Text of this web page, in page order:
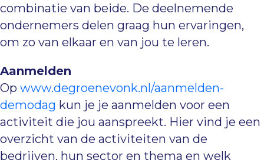
combinatie van beide. De deelnemende
ondernemers delen graag hun ervaringen,
om zo van elkaar en van jou te leren.
Aanmelden
Op www.degroenevonk.nl/aanmelden-
demodag kun je je aanmelden voor een
activiteit die jou aanspreekt. Hier vind je een
overzicht van de activiteiten van de
bedrijven, hun sector en thema en welk